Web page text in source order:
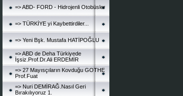
=> ABD- FORD - Hidrojenli Otobüsler
=> TÜRKİYE yi Kaybettirdiler...
=> Yeni Bşk. Mustafa HATİPOĞLU
=> ABD de Deha Türkiyede
İşsiz.Prof.Dr.Ali ERDEMİR
=> 27 Mayısçıların Kovduğu GOTHE
Prof.Fuat
=> Nuri DEMİRAĞ.Nasıl Geri
Bırakılıyoruz 1.